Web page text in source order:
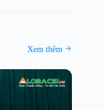
Xem thêm